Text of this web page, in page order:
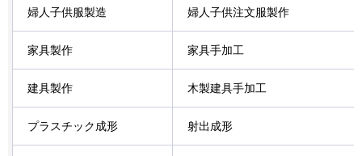
婦人子供服製造 婦人子供注文服製作
家具製作 家具手加工
建具製作 木製建具手加工
プラスチック成形 射出成形